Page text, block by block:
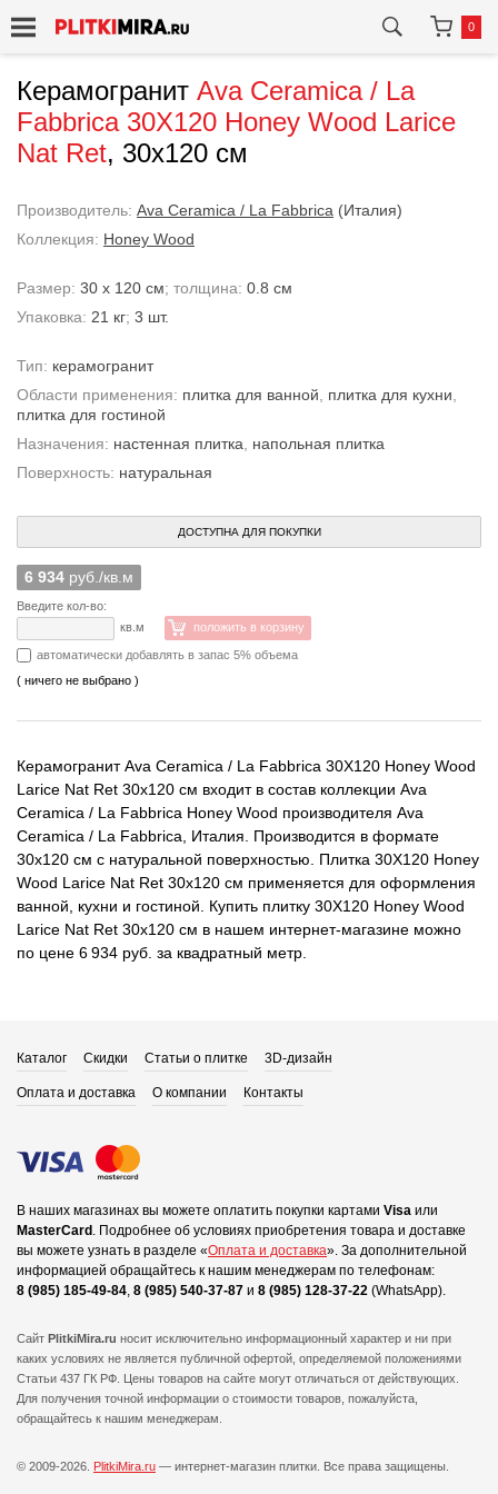
0
Керамогранит Ava Ceramica / La
Fabbrica 30X120 Honey Wood Larice
Nat Ret, 30x120 см
Производитель: Ava Ceramica / La Fabbrica (Италия)
Коллекция: Honey Wood
Размер: 30 x 120 см; толщина: 0.8 см
Упаковка: 21 кг; 3 шт.
Тип: керамогранит
Области применения: плитка для ванной плитка для кухни
плитка для гостиной
Назначения: настенная плитка
напольная плитка
Поверхность: натуральная
ДОСТУПНА ДЛЯ ПОКУПКИ
6 934 руб./кв.м
Введите кол-во:
кв.м
положить в корзину
автоматически добавлять в запас 5% объема
( ничего не выбрано )
Керамогранит Ava Ceramica / La Fabbrica 30X120 Honey Wood
Larice Nat Ret 30x120 см входит в состав коллекции Ava
Ceramica / La Fabbrica Honey Wood производителя Ava
Ceramica / La Fabbrica, Италия. Производится в формате
30x120 см с натуральной поверхностью. Плитка 30X120 Honey
Wood Larice Nat Ret 30x120 см применяется для оформления
ванной, кухни и гостиной. Купить плитку 30X120 Honey Wood
Larice Nat Ret 30x120 см в нашем интернет-магазине можно
по цене 6 934 руб. за квадратный метр.
Каталог Скидки Статьи о плитке 3D-дизайн
Оплата и доставка О компании Контакты
В наших магазинах вы можете оплатить покупки картами Visa или
MasterCard . Подробнее об условиях приобретения товара и доставке
вы можете узнать в разделе «Оплата и доставка». За дополнительной
информацией обращайтесь к нашим менеджерам по телефонам:
8 (985) 185-49-84, 8 (985) 540-37-87 и 8 (985) 128-37-22 (WhatsApp).
Сайт PlitkiMira.ru носит исключительно информационный характер и ни при
каких условиях не является публичной офертой, определяемой положениями
Статьи 437 ГК РФ. Цены товаров на сайте могут отличаться от действующих.
Для получения точной информации о стоимости товаров, пожалуйста,
обращайтесь к нашим менеджерам.
© 2009-2026. PlitkiMira.ru — интернет-магазин плитки. Все права защищены.